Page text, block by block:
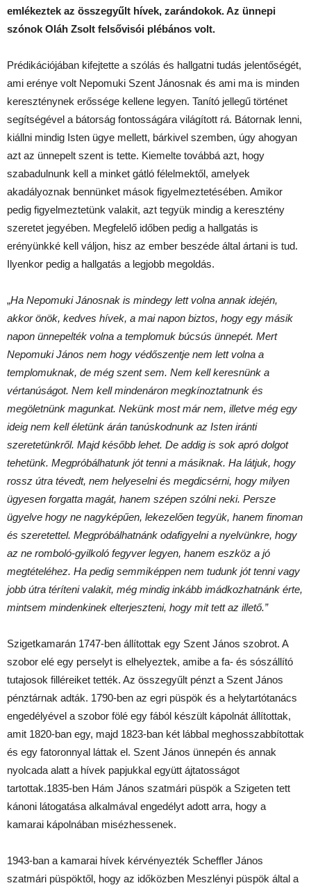
emlékeztek az összegyűlt hívek, zarándokok. Az ünnepi
szónok Oláh Zsolt felsővisói plébános volt.
Prédikációjában kifejtette a szólás és hallgatni tudás jelentőségét,
ami erénye volt Nepomuki Szent Jánosnak és ami ma is minden
kereszténynek erőssége kellene legyen. Tanító jellegű történet
segítségével a bátorság fontosságára világított rá. Bátornak lenni,
kiállni mindig Isten ügye mellett, bárkivel szemben, úgy ahogyan
azt az ünnepelt szent is tette. Kiemelte továbbá azt, hogy
szabadulnunk kell a minket gátló félelmektől, amelyek
akadályoznak bennünket mások figyelmeztetésében. Amikor
pedig figyelmeztetünk valakit, azt tegyük mindig a keresztény
szeretet jegyében. Megfelelő időben pedig a hallgatás is
erényünkké kell váljon, hisz az ember beszéde által ártani is tud.
Ilyenkor pedig a hallgatás a legjobb megoldás.
„Ha Nepomuki Jánosnak is mindegy lett volna annak idején,
akkor önök, kedves hívek, a mai napon biztos, hogy egy másik
napon ünnepelték volna a templomuk búcsús ünnepét. Mert
Nepomuki János nem hogy védőszentje nem lett volna a
templomuknak, de még szent sem. Nem kell keresnünk a
vértanúságot. Nem kell mindenáron megkínoztatnunk és
megöletnünk magunkat. Nekünk most már nem, illetve még egy
ideig nem kell életünk árán tanúskodnunk az Isten iránti
szeretetünkről. Majd később lehet. De addig is sok apró dolgot
tehetünk. Megpróbálhatunk jót tenni a másiknak. Ha látjuk, hogy
rossz útra tévedt, nem helyeselni és megdicsérni, hogy milyen
ügyesen forgatta magát, hanem szépen szólni neki. Persze
ügyelve hogy ne nagyképűen, lekezelően tegyük, hanem finoman
és szeretettel. Megpróbálhatnánk odafigyelni a nyelvünkre, hogy
az ne romboló-gyilkoló fegyver legyen, hanem eszköz a jó
megtételéhez. Ha pedig semmiképpen nem tudunk jót tenni vagy
jobb útra téríteni valakit, még mindig inkább imádkozhatnánk érte,
mintsem mindenkinek elterjeszteni, hogy mit tett az illető.”
Szigetkamarán 1747-ben állítottak egy Szent János szobrot. A
szobor elé egy perselyt is elhelyeztek, amibe a fa- és sószállító
tutajosok filléreiket tették. Az összegyűlt pénzt a Szent János
pénztárnak adták. 1790-ben az egri püspök és a helytartótanács
engedélyével a szobor fölé egy fából készült kápolnát állítottak,
amit 1820-ban egy, majd 1823-ban két lábbal meghosszabbítottak
és egy fatoronnyal láttak el. Szent János ünnepén és annak
nyolcada alatt a hívek papjukkal együtt ájtatosságot
tartottak.1835-ben Hám János szatmári püspök a Szigeten tett
kánoni látogatása alkalmával engedélyt adott arra, hogy a
kamarai kápolnában misézhessenek.
1943-ban a kamarai hívek kérvényezték Scheffler János
szatmári püspöktől, hogy az időközben Meszlényi püspök által a